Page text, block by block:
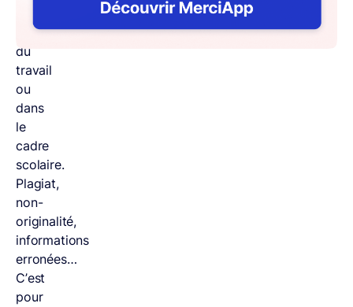
monde
du
travail
ou
dans
le
cadre
scolaire.
Plagiat,
non-
originalité,
informations
erronées…
C’est
pour